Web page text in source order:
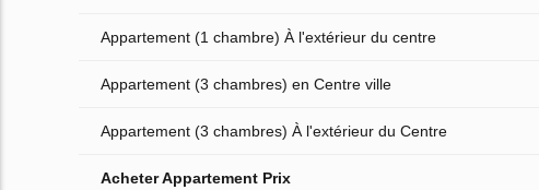
Appartement (1 chambre) À l'extérieur du centre
Appartement (3 chambres) en Centre ville
Appartement (3 chambres) À l'extérieur du Centre
Acheter Appartement Prix